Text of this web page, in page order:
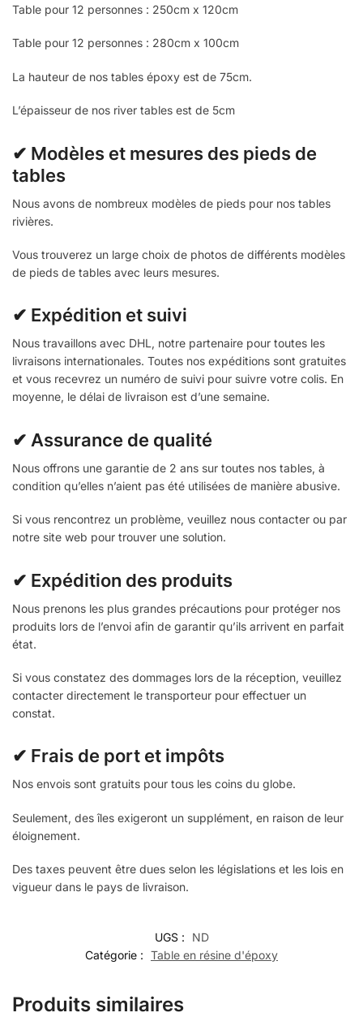
Table pour 12 personnes : 250cm x 120cm
Table pour 12 personnes : 280cm x 100cm
La hauteur de nos tables époxy est de 75cm.
L’épaisseur de nos river tables est de 5cm
✔ Modèles et mesures des pieds de
tables
Nous avons de nombreux modèles de pieds pour nos tables
rivières.
Vous trouverez un large choix de photos de différents modèles
de pieds de tables avec leurs mesures.
✔ Expédition et suivi
Nous travaillons avec DHL, notre partenaire pour toutes les
livraisons internationales. Toutes nos expéditions sont gratuites
et vous recevrez un numéro de suivi pour suivre votre colis. En
moyenne, le délai de livraison est d’une semaine.
✔ Assurance de qualité
Nous offrons une garantie de 2 ans sur toutes nos tables, à
condition qu’elles n’aient pas été utilisées de manière abusive.
Si vous rencontrez un problème, veuillez nous contacter ou par
notre site web pour trouver une solution.
✔ Expédition des produits
Nous prenons les plus grandes précautions pour protéger nos
produits lors de l’envoi afin de garantir qu’ils arrivent en parfait
état.
Si vous constatez des dommages lors de la réception, veuillez
contacter directement le transporteur pour effectuer un
constat.
✔ Frais de port et impôts
Nos envois sont gratuits pour tous les coins du globe.
Seulement, des îles exigeront un supplément, en raison de leur
éloignement.
Des taxes peuvent être dues selon les législations et les lois en
vigueur dans le pays de livraison.
UGS :
ND
Catégorie : Table en résine d'époxy
Produits similaires